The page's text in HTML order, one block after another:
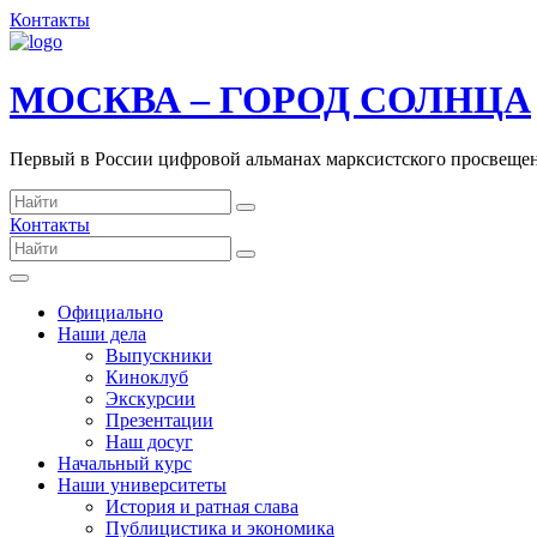
Контакты
МОСКВА – ГОРОД СОЛНЦА
Первый в России цифровой альманах марксистского
Контакты
Официально
Наши дела
Выпускники
Киноклуб
Экскурсии
Презентации
Наш досуг
Начальный курс
Наши университеты
История и ратная слава
Публицистика и экономика